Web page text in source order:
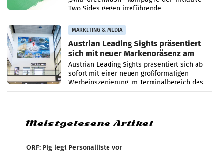
Two Sides gegen irreführende
Umweltaussagen bei Papierkommunikation
und papierbasierten Verpackungen
MARKETING & MEDIA
Austrian Leading Sights präsentiert
sich mit neuer Markenpräsenz am
Flughafen Wien
Austrian Leading Sights präsentiert sich ab
sofort mit einer neuen großformatigen
Werbeinszenierung im Terminalbereich des
Flughafen Wien. Die Präsenz befindet sich im
Meistgelesene Artikel
ORF: Pig legt Personalliste vor